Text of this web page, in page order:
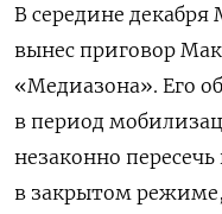
В середине
вынес приговор
«Медиазона». Его
в период
незаконно
в закрытом